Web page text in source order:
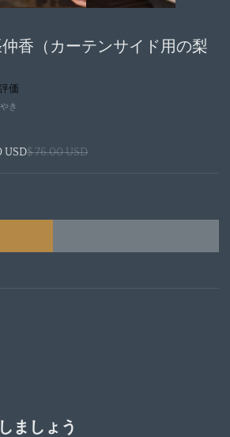
香（カーテンサイド用の梨
価
き
USD$ 76.00 USD
ましょう